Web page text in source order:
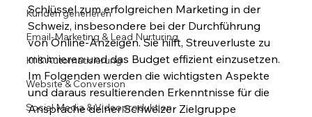
Kunden generieren
Email-Marketing & Lead Nurturing
KI & Automatisierung
Website & Conversion
Social Media & Videoproduktion
Schlüssel zum erfolgreichen Marketing in der
Schweiz, insbesondere bei der Durchführung
von Online-Anzeigen. Sie hilft, Streuverluste zu
minimieren und das Budget effizient einzusetzen.
Im Folgenden werden die wichtigsten Aspekte
und daraus resultierenden Erkenntnisse für die
Ansprache deiner Schweizer Zielgruppe